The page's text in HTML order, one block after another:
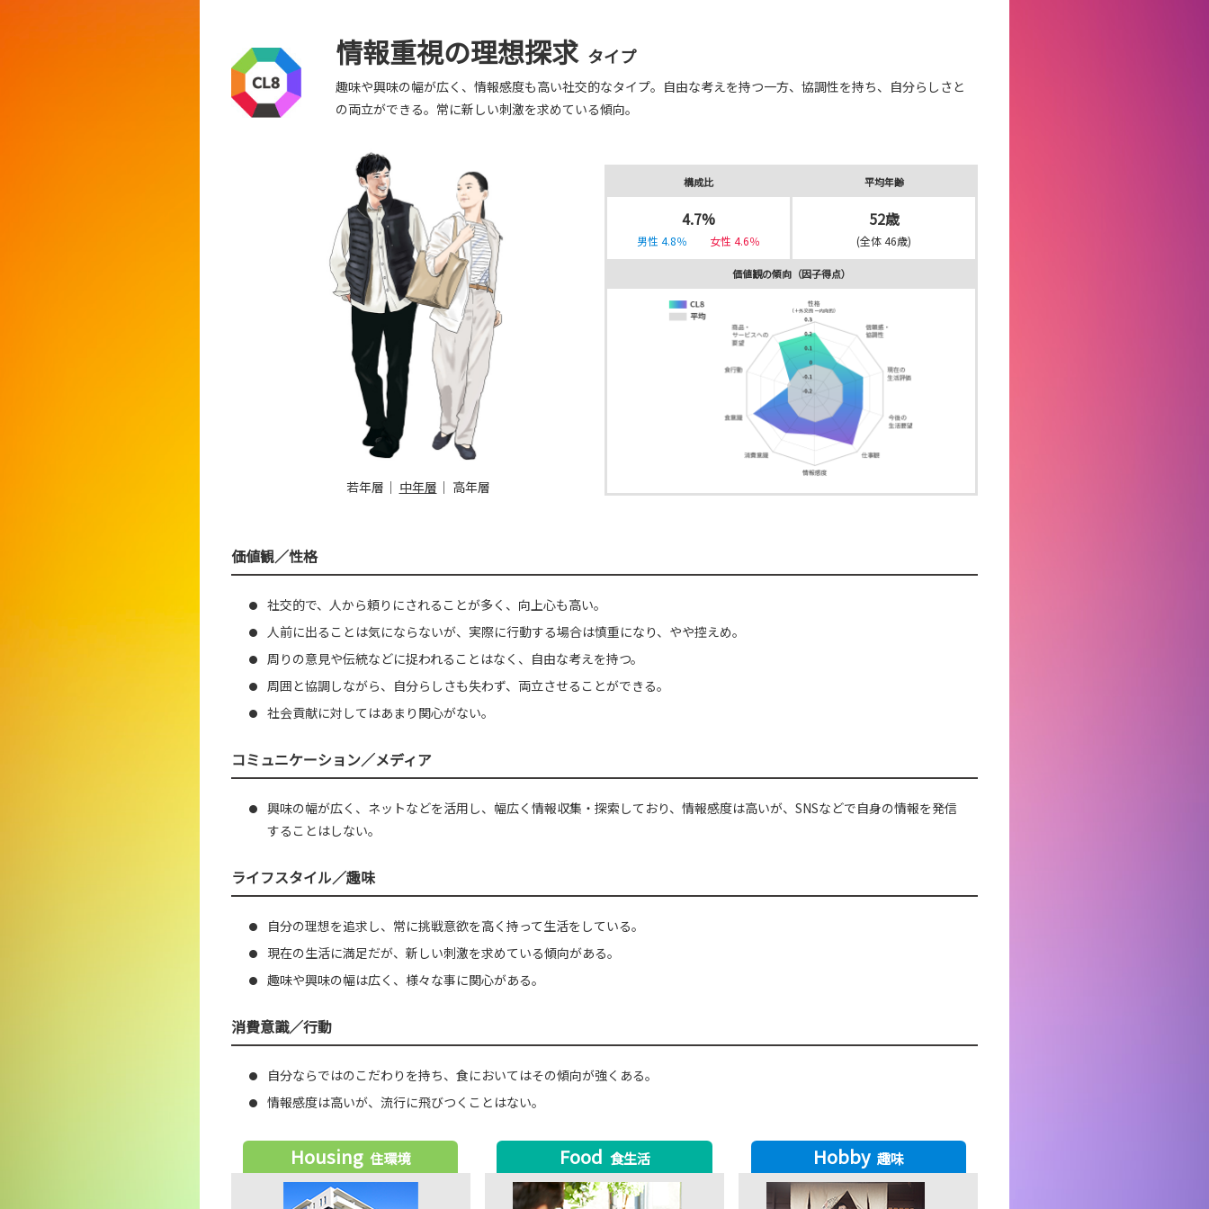
情報重視の理想探求 タイプ
趣味や興味の幅が広く、情報感度も高い社交的なタイプ。 自由な考えを持つ一方、協調性を持ち、 自分らしさと
の両立ができる。 常に新しい刺激を求めている傾向。
若年層 ｜ 中年層 ｜ 高年層
構成比
4.7%
男性 4.8％ 女性 4.6％
平均年齢
52歳
(全体 46歳)
価値観の傾向（因子得点）
価値観／性格
● 社交的で、人から頼りにされることが多く、向上心も高い。
● 人前に出ることは気にならないが、実際に行動する場合は慎重になり、やや控えめ。
● 周りの意見や伝統などに捉われることはなく、自由な考えを持つ。
● 周囲と協調しながら、自分らしさも失わず、両立させることができる。
● 社会貢献に対してはあまり関心がない。
コミュニケーション／メディア
●
興味の幅が広く、ネットなどを活用し、幅広く情報収集・探索しており、情報感度は高いが、SNSなどで自身の情報を発信
することはしない。
ライフスタイル／趣味
● 自分の理想を追求し、常に挑戦意欲を高く持って生活をしている。
● 現在の生活に満足だが、新しい刺激を求めている傾向がある。
● 趣味や興味の幅は広く、様々な事に関心がある。
消費意識／行動
● 自分ならではのこだわりを持ち、食においてはその傾向が強くある。
● 情報感度は高いが、流行に飛びつくことはない。
Housing 住環境 Food 食生活 Hobby 趣味